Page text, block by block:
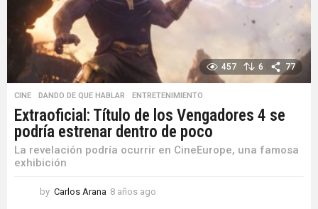
457 6 77
CINE ,DANDO DE QUE HABLAR ,ENTRETENIMIENTO
Extraoficial: Título de los Vengadores 4 se
podría estrenar dentro de poco
La revelación podría ocurrir en CineEurope, una famosa
exhibición
by Carlos Arana 8 años ago